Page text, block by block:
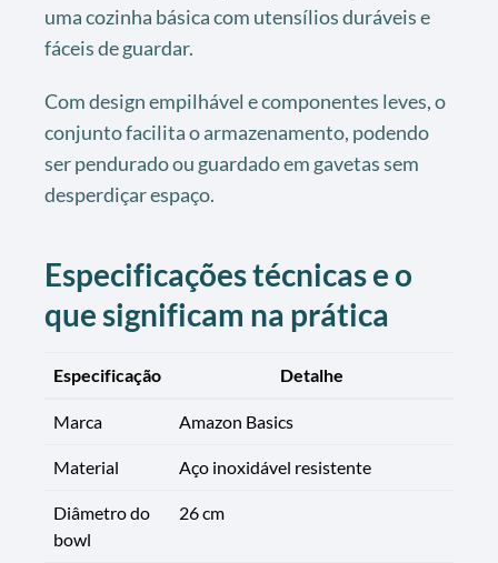
uma cozinha básica com utensílios duráveis e
fáceis de guardar.
Com design empilhável e componentes leves, o
conjunto facilita o armazenamento, podendo
ser pendurado ou guardado em gavetas sem
desperdiçar espaço.
Especificações técnicas e o
que significam na prática
Especificação Detalhe
Marca Amazon Basics
Material Aço inoxidável resistente
Diâmetro do
bowl
26 cm